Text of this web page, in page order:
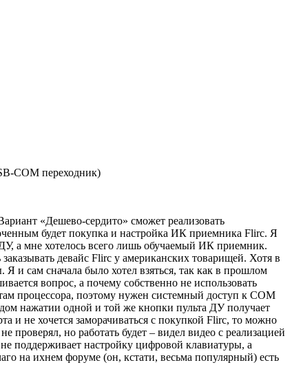
COM переходник)
«Дешево-сердито» сможет реализовать
будет покупка и настройка ИК приемника Flirc. Я
а мне хотелось всего лишь обучаемый ИК приемник.
девайс Flirc у американских товарищей. Хотя в
сам сначала было хотел взяться, так как в прошлом
вопрос, а почему собственно не использовать
процессора, поэтому нужен системный доступ к COM
нажатии одной и той же кнопки пульта ДУ получает
и не хочется заморачиваться с покупкой Flirc, то можно
но работать будет – видел видео с реализацией
поддерживает настройку цифровой клавиатуры, а
на ихнем форуме (он, кстати, весьма популярный) есть